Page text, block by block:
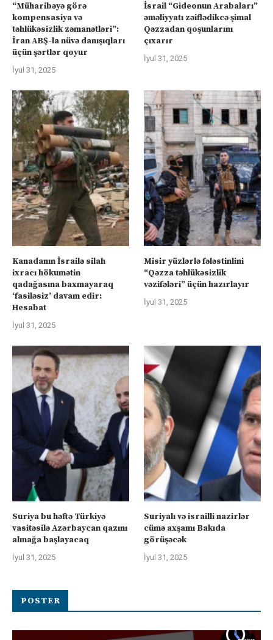
“Müharibəyə görə
kompensasiya və
təhlükəsizlik zəmanətləri”:
İran ABŞ-la nüvə danışıqları
üçün şərtlər qoyur
İyul 31, 2025
İsrail “Gideonun Arabaları”
əməliyyatı zəiflədikcə şimal
Qəzzadan qoşunlarını
çıxarır
İyul 31, 2025
Kanadanın İsrailə silah
ixracı hökumətin
qadağasına baxmayaraq
‘fasiləsiz’ davam edir:
Hesabat
İyul 31, 2025
Misir yüzlərlə fələstinlini
“Qəzza təhlükəsizlik
vəzifələri” üçün hazırlayır
İyul 31, 2025
Suriya bu həftə Türkiyə
vasitəsilə Azərbaycan qazını
almağa başlayacaq
İyul 31, 2025
Suriyalı və israilli nazirlər
cümə axşamı Bakıda
görüşəcək
İyul 31, 2025
POSTER